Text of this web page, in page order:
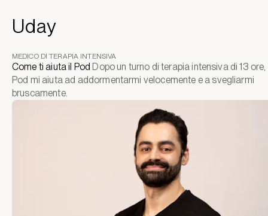
Uday
MEDICO DI TERAPIA INTENSIVA
Come ti aiuta il Pod Dopo un turno di terapia intensiva di 13 ore,
Pod mi aiuta ad addormentarmi velocemente e a svegliarmi
bruscamente.